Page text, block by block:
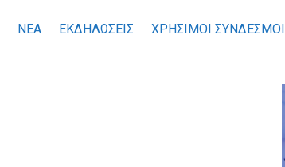
ΝΕΑ ΕΚΔΗΛΩΣΕΙΣ ΧΡΉΣΙΜΟΙ ΣΎΝΔΕΣΜΟΙ